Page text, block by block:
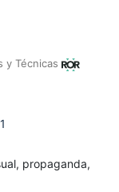
y Técnicas
propaganda,